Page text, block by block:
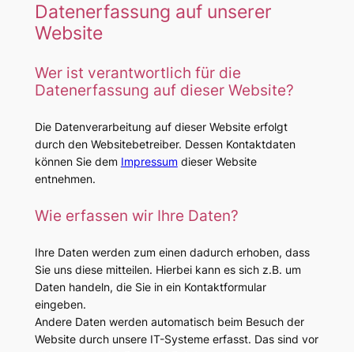
Datenerfassung auf unserer
Website
Wer ist verantwortlich für die
Datenerfassung auf dieser Website?
Die Datenverarbeitung auf dieser Website erfolgt
durch den Websitebetreiber. Dessen Kontaktdaten
können Sie dem Impressumdieser Website
entnehmen.
Wie erfassen wir Ihre Daten?
Ihre Daten werden zum einen dadurch erhoben, dass
Sie uns diese mitteilen. Hierbei kann es sich z.B. um
Daten handeln, die Sie in ein Kontaktformular
eingeben.
Andere Daten werden automatisch beim Besuch der
Website durch unsere IT-Systeme erfasst. Das sind vor